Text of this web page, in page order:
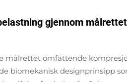
gjennom målrettet
målrettet omfattende
biomekanisk designprinsipp